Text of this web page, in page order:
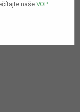
našeVOP.